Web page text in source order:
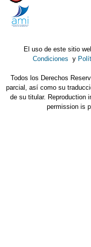
El uso de este sitio
Condiciones y
Todos los Derechos
parcial, así como su
de su titular. Reproduction
permission is